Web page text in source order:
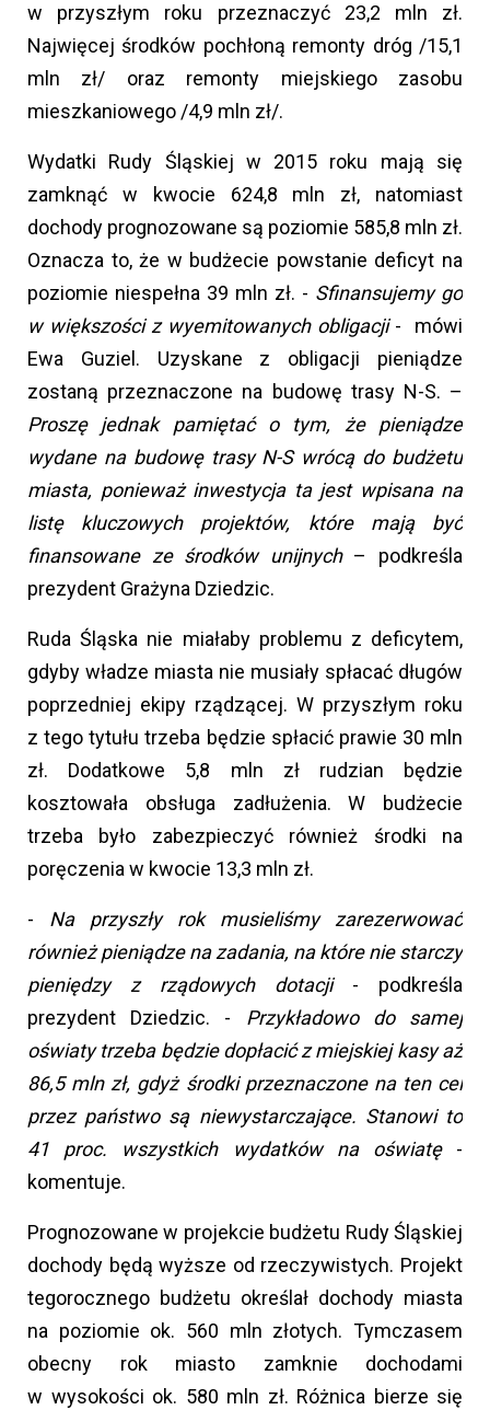
w przyszłym roku przeznaczyć 23,2 mln zł.
Najwięcej środków pochłoną remonty dróg /15,1
mln zł/ oraz remonty miejskiego zasobu
mieszkaniowego /4,9 mln zł/.
Wydatki Rudy Śląskiej w 2015 roku mają się
zamknąć w kwocie 624,8 mln zł, natomiast
dochody prognozowane są poziomie 585,8 mln zł.
Oznacza to, że w budżecie powstanie deficyt na
poziomie niespełna 39 mln zł. - Sfinansujemy go
w większości z wyemitowanych obligacji- mówi
Ewa Guziel. Uzyskane z obligacji pieniądze
zostaną przeznaczone na budowę trasy N-S. –
Proszę jednak pamiętać o tym, że pieniądze
wydane na budowę trasy N-S wrócą do budżetu
miasta, ponieważ inwestycja ta jest wpisana na
listę kluczowych projektów, które mają być
finansowane ze środków unijnych– podkreśla
prezydent Grażyna Dziedzic.
Ruda Śląska nie miałaby problemu z deficytem,
gdyby władze miasta nie musiały spłacać długów
poprzedniej ekipy rządzącej. W przyszłym roku
z tego tytułu trzeba będzie spłacić prawie 30 mln
zł. Dodatkowe 5,8 mln zł rudzian będzie
kosztowała obsługa zadłużenia. W budżecie
trzeba było zabezpieczyć również środki na
poręczenia w kwocie 13,3 mln zł.
- Na przyszły rok musieliśmy zarezerwować
również pieniądze na zadania, na które nie starczy
pieniędzy z rządowych dotacji- podkreśla
prezydent Dziedzic. - Przykładowo do samej
oświaty trzeba będzie dopłacić z miejskiej kasy aż
86,5 mln zł, gdyż środki przeznaczone na ten cel
przez państwo są niewystarczające. Stanowi to
41 proc. wszystkich wydatków na oświatę-
komentuje.
Prognozowane w projekcie budżetu Rudy Śląskiej
dochody będą wyższe od rzeczywistych. Projekt
tegorocznego budżetu określał dochody miasta
na poziomie ok. 560 mln złotych. Tymczasem
obecny rok miasto zamknie dochodami
w wysokości ok. 580 mln zł. Różnica bierze się